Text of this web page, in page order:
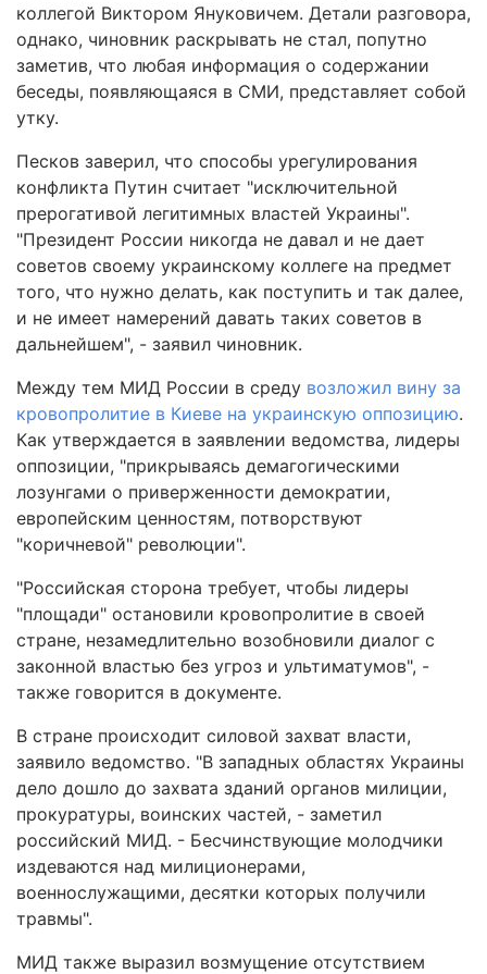
коллегой Виктором Януковичем. Детали разговора,
однако, чиновник раскрывать не стал, попутно
заметив, что любая информация о содержании
беседы, появляющаяся в СМИ, представляет собой
утку.
Песков заверил, что способы урегулирования
конфликта Путин считает "исключительной
прерогативой легитимных властей Украины".
"Президент России никогда не давал и не дает
советов своему украинскому коллеге на предмет
того, что нужно делать, как поступить и так далее,
и не имеет намерений давать таких советов в
дальнейшем", - заявил чиновник.
Между тем МИД России в среду возложил вину за
кровопролитие в Киеве на украинскую оппозицию.
Как утверждается в заявлении ведомства, лидеры
оппозиции, "прикрываясь демагогическими
лозунгами о приверженности демократии,
европейским ценностям, потворствуют
"коричневой" революции".
"Российская сторона требует, чтобы лидеры
"площади" остановили кровопролитие в своей
стране, незамедлительно возобновили диалог с
законной властью без угроз и ультиматумов", -
также говорится в документе.
В стране происходит силовой захват власти,
заявило ведомство. "В западных областях Украины
дело дошло до захвата зданий органов милиции,
прокуратуры, воинских частей, - заметил
российский МИД. - Бесчинствующие молодчики
издеваются над милиционерами,
военнослужащими, десятки которых получили
травмы".
МИД также выразил возмущение отсутствием